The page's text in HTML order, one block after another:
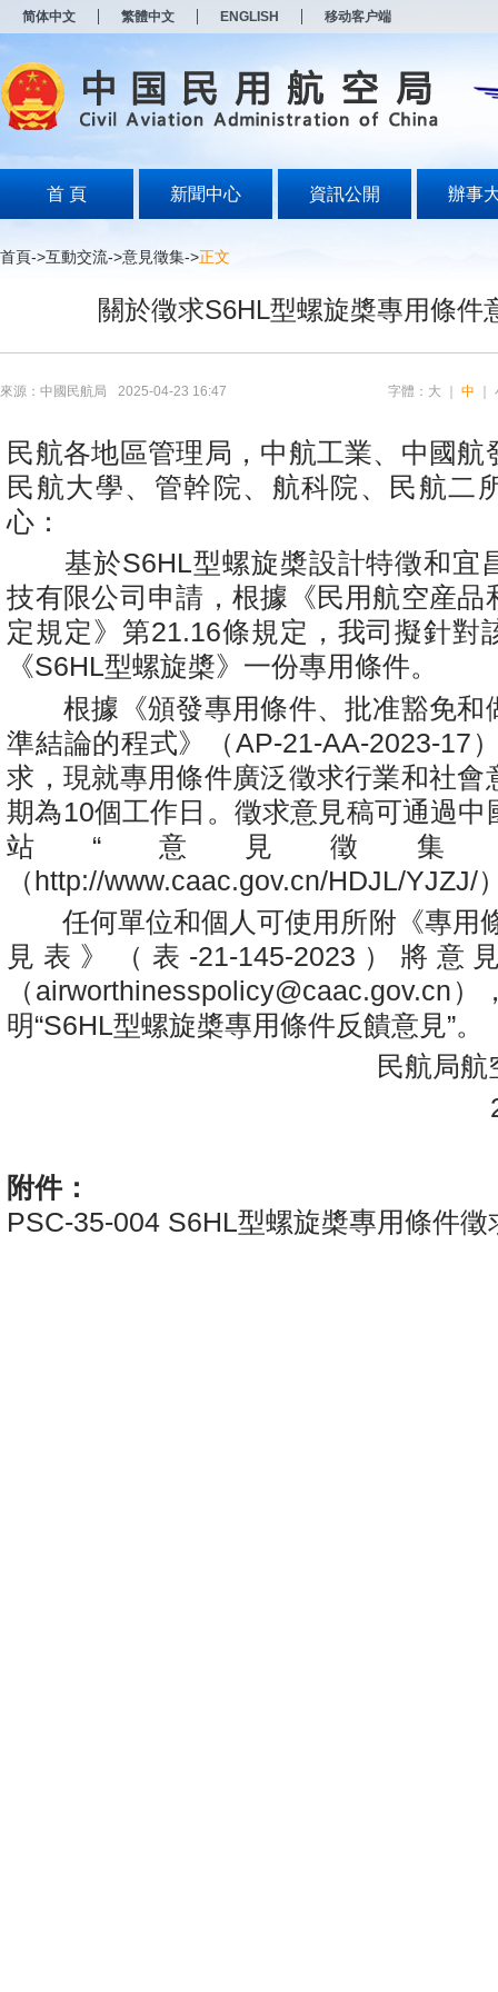
简体中文 繁體中文 ENGLISH 移动客户端
首 頁 新聞中心 資訊公開 辦事
首頁->互動交流->意見徵集->正文
關於徵求S6HL型螺旋槳專用條件
來源：中國民航局 2025-04-23 16:47 字體： 大 中
民航各地區管理局，中航工業、中國航
民航大學、管幹院、航科院、民航二
心：
基於S6HL型螺旋槳設計特徵和宜
技有限公司申請，根據《民用航空産品
定規定》第21.16條規定，我司擬針對
《S6HL型螺旋槳》一份專用條件。
根據《頒發專用條件、批准豁免和
準結論的程式》（AP-21-AA-2023-17
求，現就專用條件廣泛徵求行業和社會
期為10個工作日。徵求意見稿可通過中
站“意見徵集
（http://www.caac.gov.cn/HDJL/YJZJ/
任何單位和個人可使用所附《專用
見表》（表-21-145-2023）將意
（airworthinesspolicy@caac.gov.cn）
明“S6HL型螺旋槳專用條件反饋意見”。
民航局航
附件：
PSC-35-004 S6HL型螺旋槳專用條件
打
开
无
障
说
按
Alt
开
模
式